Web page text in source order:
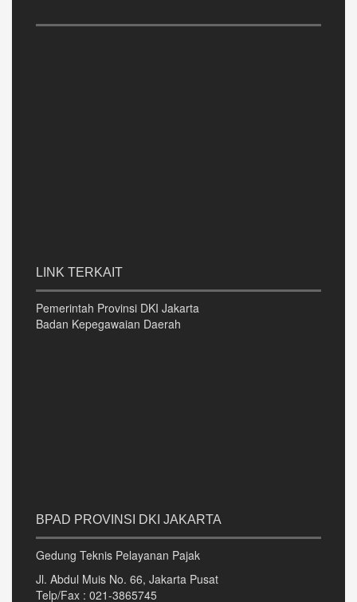
LINK TERKAIT
Pemerintah Provinsi DKI Jakarta
Badan Kepegawaian Daerah
BPAD PROVINSI DKI JAKARTA
Gedung Teknis Pelayanan Pajak
Jl. Abdul Muis No. 66, Jakarta Pusat
Telp/Fax : 021-3865745